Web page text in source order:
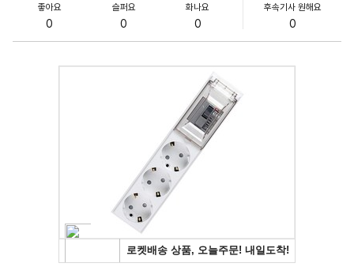
좋아요
0
슬퍼요
0
화나요
0
후속기사 원해요
0